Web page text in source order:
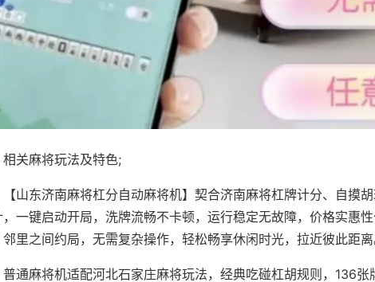
相关麻将玩法及特色;
【山东济南麻将杠分自动麻将机】契合济南麻将杠牌计分、自摸
，一键启动开局，洗牌流畅不卡顿，运行稳定无故障，价格实惠
邻里之间约局，无需复杂操作，轻松畅享休闲时光，拉近彼此距离
普通麻将机适配河北石家庄麻将玩法，经典吃碰杠胡规则，136张